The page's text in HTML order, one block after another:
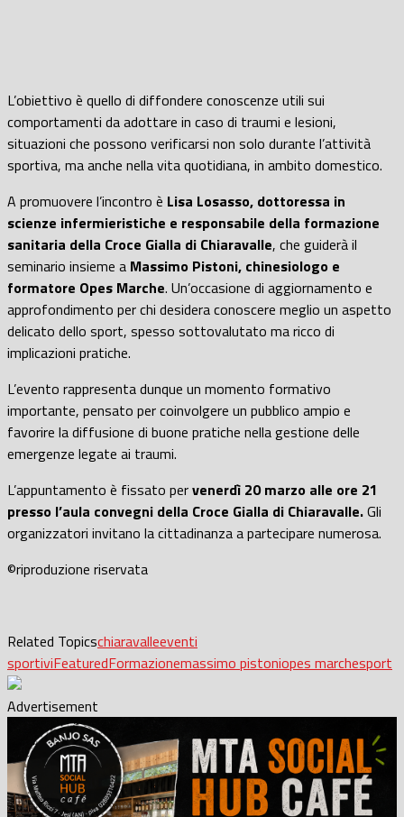
L’obiettivo è quello di diffondere conoscenze utili sui
comportamenti da adottare in caso di traumi e lesioni,
situazioni che possono verificarsi non solo durante l’attività
sportiva, ma anche nella vita quotidiana, in ambito domestico.
A promuovere l’incontro è Lisa Losasso, dottoressa in
scienze infermieristiche e responsabile della formazione
sanitaria della Croce Gialla di Chiaravalle, che guiderà il
seminario insieme a Massimo Pistoni, chinesiologo e
formatore Opes Marche. Un’occasione di aggiornamento e
approfondimento per chi desidera conoscere meglio un aspetto
delicato dello sport, spesso sottovalutato ma ricco di
implicazioni pratiche.
L’evento rappresenta dunque un momento formativo
importante, pensato per coinvolgere un pubblico ampio e
favorire la diffusione di buone pratiche nella gestione delle
emergenze legate ai traumi.
L’appuntamento è fissato pervenerdì 20 marzo alle ore 21
presso l’aula convegni della Croce Gialla di Chiaravalle.Gli
organizzatori invitano la cittadinanza a partecipare numerosa.
©riproduzione riservata
Related Topicschiaravalleeventi
sportiviFeaturedFormazionemassimo pistoniopes marchesport
Advertisement